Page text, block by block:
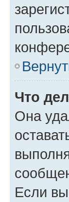
Что
Она
Если